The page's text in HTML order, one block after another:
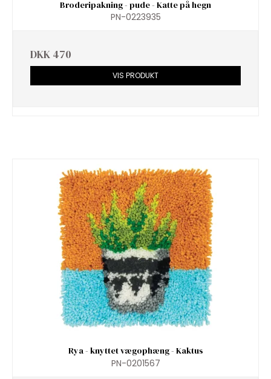
Broderipakning - pude - Katte på hegn
PN-0223935
DKK 470
VIS PRODUKT
Rya - knyttet vægophæng - Kaktus
PN-0201567